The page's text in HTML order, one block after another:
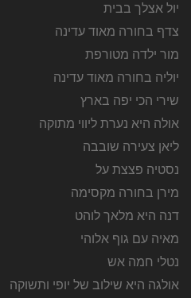
יול אצלך בבית
צדף בחורה מאוד עדינה
מור ילדה מטורפת
יוליה בחורה מאוד עדינה
שירי הכי יפה בארץ
אולה היא נערת ליווי מתוקה
ליאן צעירה שובבה
נסטיה פצצת על
מירן בחורה מקסימה
דנה היא מלאך לוהט
מאיה עם גוף אלוהי
נטלי חמה אש
אולגה היא שילוב של יופי ותשוקה